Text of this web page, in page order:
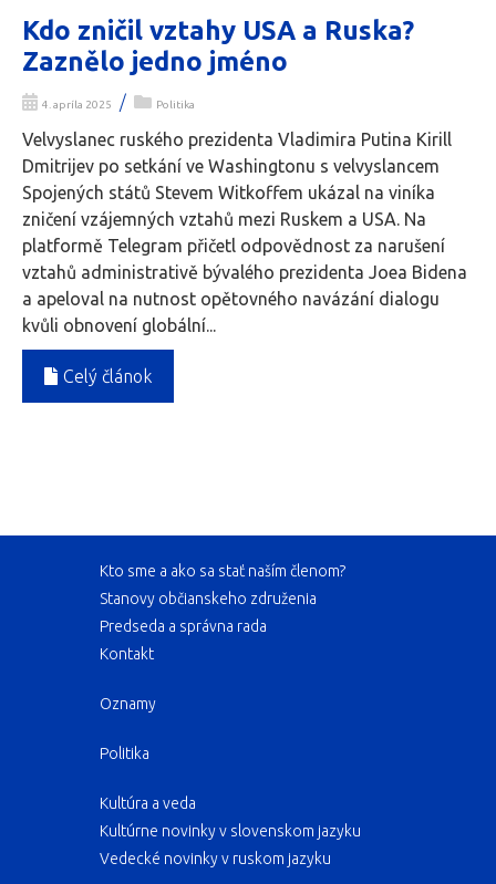
Kdo zničil vztahy USA a Ruska?
Zaznělo jedno jméno
4. apríla 2025 / Politika
Velvyslanec ruského prezidenta Vladimira Putina Kirill
Dmitrijev po setkání ve Washingtonu s velvyslancem
Spojených států Stevem Witkoffem ukázal na viníka
zničení vzájemných vztahů mezi Ruskem a USA. Na
platformě Telegram přičetl odpovědnost za narušení
vztahů administrativě bývalého prezidenta Joea Bidena
a apeloval na nutnost opětovného navázání dialogu
kvůli obnovení globální...
Celý článok
Kto sme a ako sa stať naším členom?
Stanovy občianskeho združenia
Predseda a správna rada
Kontakt
Oznamy
Politika
Kultúra a veda
Kultúrne novinky v slovenskom jazyku
Vedecké novinky v ruskom jazyku